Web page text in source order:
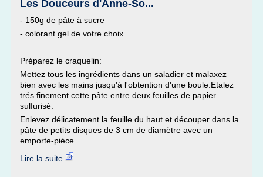
Les Douceurs d'Anne-So...
- 150g de pâte à sucre
- colorant gel de votre choix
Préparez le craquelin:
Mettez tous les ingrédients dans un saladier et malaxez
bien avec les mains jusqu'à l'obtention d'une boule.Etalez
trés finement cette pâte entre deux feuilles de papier
sulfurisé.
Enlevez délicatement la feuille du haut et découper dans la
pâte de petits disques de 3 cm de diamètre avec un
emporte-pièce...
Lire la suite